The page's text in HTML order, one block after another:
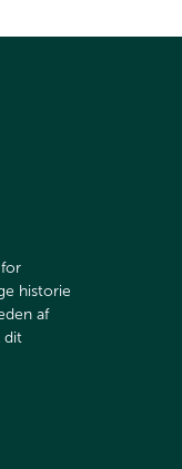
historie
af
dit